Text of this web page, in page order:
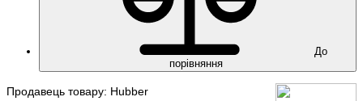
До
порівняння
Продавець товару: Hubber